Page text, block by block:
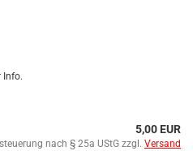
Info.
5,00 EUR
nach § 25a UStG zzgl. Versand